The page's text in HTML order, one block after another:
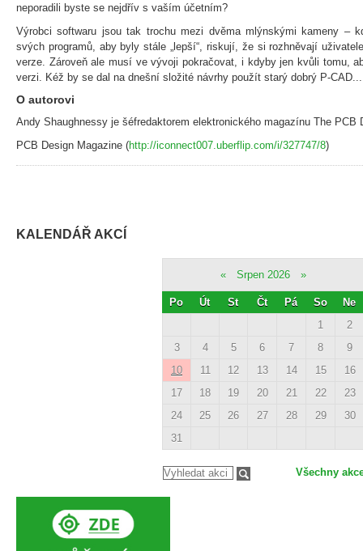
neporadili byste se nejdřív s vaším účetním?
Výrobci softwaru jsou tak trochu mezi dvěma mlýnskými kameny –
svých programů, aby byly stále „lepší“, riskují, že si rozhněvají
verze. Zároveň ale musí ve vývoji pokračovat, i kdyby jen kvůli tomu,
verzi. Kéž by se dal na dnešní složité návrhy použít starý dobrý P-CAD...
O autorovi
Andy Shaughnessy je šéfredaktorem elektronického magazínu The PCB
PCB Design Magazine (http://iconnect007.uberflip.com/i/327747/8)
KALENDÁŘ AKCÍ
« Srpen 2026 »
Po Út St Čt Pá So
Ne
1
2
3
4 5 6 7 8
9
10
11 12 13 14 15
16
17
18 19 20 21 22
23
24
25 26 27 28 29
30
31
Všechny